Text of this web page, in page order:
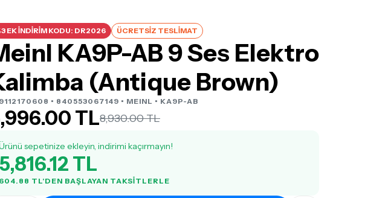
EK İNDİRİM KODU: DR2026 ÜCRETSİZ TESLİMAT
KA9P-AB 9 Ses Elektro
(Antique Brown)
• 840553067149 • MEINL • KA9P-AB
TL8,930.00 TL
sepetinize ekleyin, indirimi kaçırmayın!
5,816.12 TL
604.88 TL'DEN BAŞLAYAN TAKSITLERLE